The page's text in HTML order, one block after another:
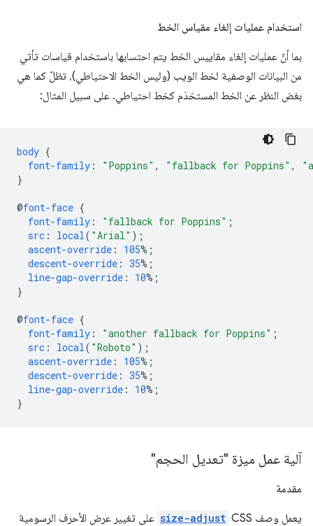
استخدام عمليات إلغاء مقياس الخط
بما أنّ عمليات إلغاء مقاييس الخط يتم احتسابها باستخدام قياسات تأتي
من البيانات الوصفية لخط الويب (وليس الخط الاحتياطي)، تظلّ كما هي
بغض النظر عن الخط المستخدَم كخط احتياطي. على سبيل المثال:
body {
font-family : "Poppins" , "fallback for Poppins" ,
}
@font-face {
font-family : "fallback for Poppins" ;
src : local( "Arial" );
ascent-override : 105%;
descent-override : 35%;
line-gap-override : 10%;
}
@font-face {
font-family : "another fallback for Poppins" ;
src : local( "Roboto" );
ascent-override : 105%;
descent-override : 35%;
line-gap-override : 10%;
}
آلية عمل ميزة "تعديل الحجم"
مقدمة
يعمل وصف CSS size-adjust على تغيير عرض الأحرف الرسومية